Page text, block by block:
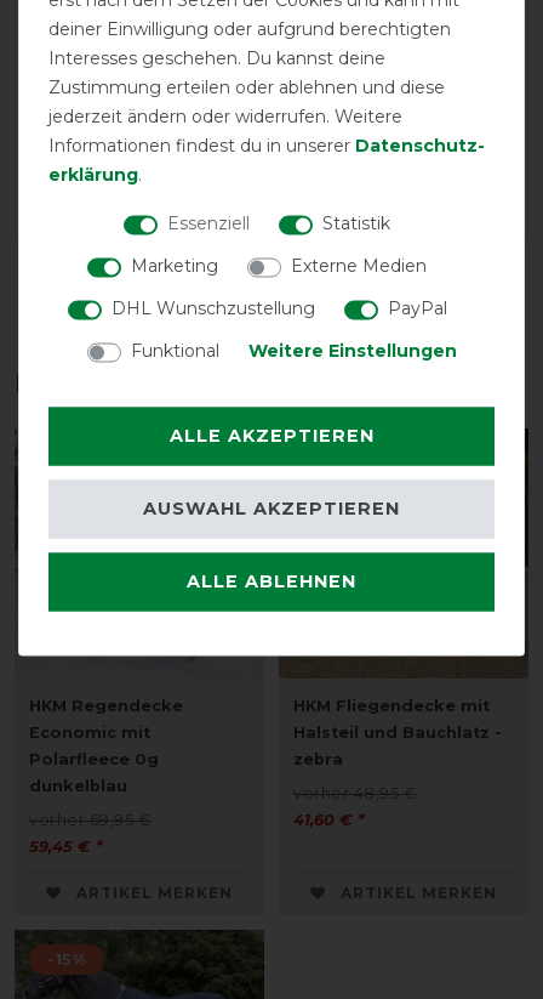
19.03.2023
Habe die Decke für unser Shetty Mix gekauft. Passt,
schön leicht und hält dicht
24.02.2023
Das perfekte Zubehör für dich
HKM Regendecke
Economic mit
Polarfleece 0g
dunkelblau
vorher 69,95 €
59,45 € *
ARTIKEL MERKEN
HKM Fliegendecke mit
Halsteil und Bauchlatz -
zebra
vorher 48,95 €
41,60 € *
ARTIKEL MERKEN
-15%
deiner Einwilligung oder aufgrund berechtigten
Interesses geschehen. Du kannst deine
Zustimmung erteilen oder ablehnen und diese
jederzeit ändern oder widerrufen. Weitere
Informationen findest du in unserer Daten­schutz­
erklärung.
Essenziell
Statistik
Marketing
Externe Medien
DHL Wunschzustellung
PayPal
Funktional
Weitere Einstellungen
ALLE AKZEPTIEREN
ALLE ABLEHNEN
AUSWAHL AKZEPTIEREN